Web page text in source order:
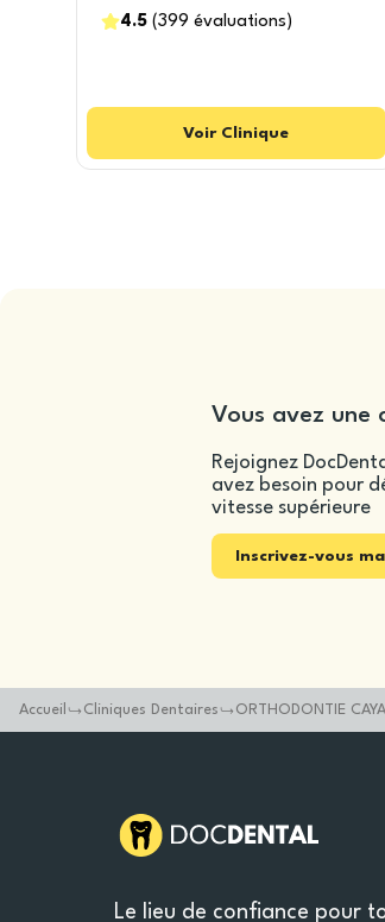
4.5 (399 évaluations )
Voir Clinique
Vous avez une
Rejoignez
avez besoin pour
vitesse supérieure
Inscrivez-vous
Accueil Cliniques Dentaires ORTHODONTIE
Le lieu de confiance pour